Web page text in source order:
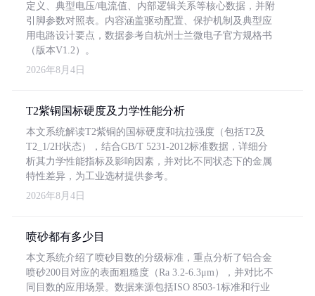
定义、典型电压/电流值、内部逻辑关系等核心数据，并附
引脚参数对照表。内容涵盖驱动配置、保护机制及典型应
用电路设计要点，数据参考自杭州士兰微电子官方规格书
（版本V1.2）。
2026年8月4日
T2紫铜国标硬度及力学性能分析
本文系统解读T2紫铜的国标硬度和抗拉强度（包括T2及
T2_1/2H状态），结合GB/T 5231-2012标准数据，详细分
析其力学性能指标及影响因素，并对比不同状态下的金属
特性差异，为工业选材提供参考。
2026年8月4日
喷砂都有多少目
本文系统介绍了喷砂目数的分级标准，重点分析了铝合金
喷砂200目对应的表面粗糙度（Ra 3.2-6.3μm），并对比不
同目数的应用场景。数据来源包括ISO 8503-1标准和行业